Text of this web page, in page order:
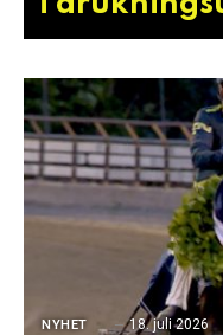
NYHET 18. juli 2026